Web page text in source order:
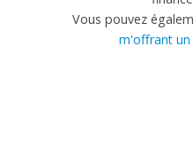
Vous pouvez
m'offrant un